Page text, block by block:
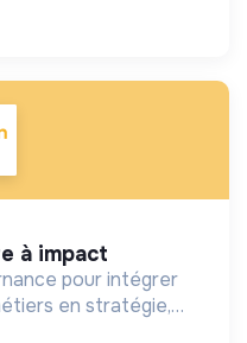
à impact
pour intégrer
en stratégie,